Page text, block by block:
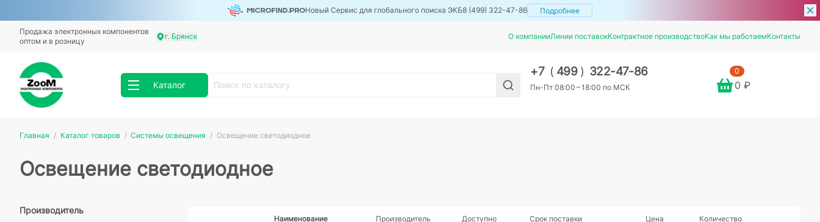
Новый Сервис для глобального поиска ЭКБ8 (499) 322-47-86 Подробнее
Продажа электронных компонентов
оптом и в розницу
г. Брянск О компанииЛинии поставокКонтрактное производствоКак мы работаемКонтакты
Каталог
+7 ( 499 ) 322-47-86
Пн-Пт 08:00 – 18:00 по МСК
0
0 ₽
Главная Каталог товаров Системы освещения Освещение светодиодное
Освещение светодиодное
Производитель
Наименование Производитель Доступно Срок поставки Цена Количество